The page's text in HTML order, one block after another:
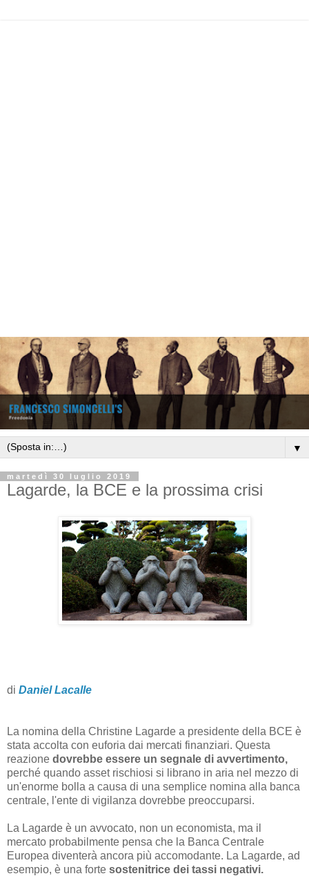
▼
martedì 30 luglio 2019
Lagarde, la BCE e la prossima crisi
di Daniel Lacalle
La nomina della Christine Lagarde a presidente della BCE è
stata accolta con euforia dai mercati finanziari. Questa
reazione dovrebbe essere un segnale di avvertimento,
perché quando asset rischiosi si librano in aria nel mezzo di
un'enorme bolla a causa di una semplice nomina alla banca
centrale, l'ente di vigilanza dovrebbe preoccuparsi.
La Lagarde è un avvocato, non un economista, ma il
mercato probabilmente pensa che la Banca Centrale
Europea diventerà ancora più accomodante. La Lagarde, ad
esempio, è una forte sostenitrice dei tassi negativi.